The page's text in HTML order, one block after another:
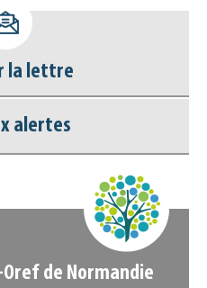
la lettre
alertes
de Normandie